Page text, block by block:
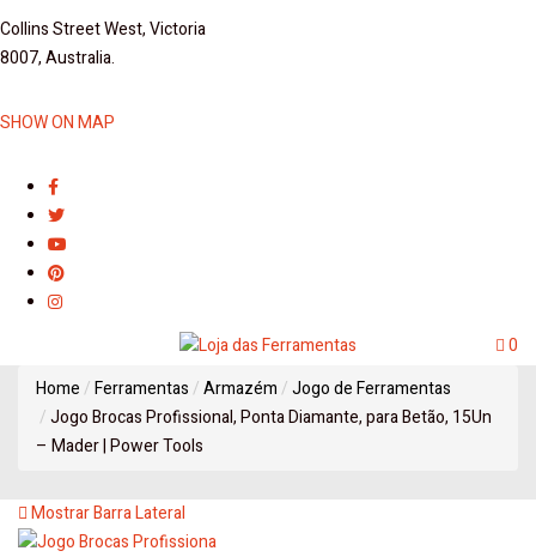
Collins Street West, Victoria
8007, Australia.
SHOW ON MAP
0
Home
Ferramentas Armazém
Jogo de Ferramentas
Jogo Brocas Profissional, Ponta Diamante, para Betão, 15Un
– Mader | Power Tools
Mostrar Barra Lateral